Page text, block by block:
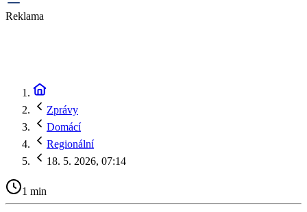
Reklama
Zprávy
Domácí
Regionální
18. 5. 2026, 07:14
1 min